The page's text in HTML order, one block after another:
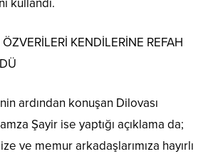
kullandı.
KENDİLERİNE REFAH
ardından konuşan Dilovası
Şayir ise yaptığı açıklama da;
ve memur arkadaşlarımıza hayırlı